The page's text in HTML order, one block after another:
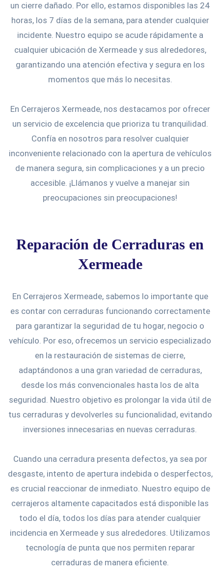
un cierre dañado. Por ello, estamos disponibles las 24
horas, los 7 días de la semana, para atender cualquier
incidente. Nuestro equipo se acude rápidamente a
cualquier ubicación de Xermeade y sus alrededores,
garantizando una atención efectiva y segura en los
momentos que más lo necesitas.
En Cerrajeros Xermeade, nos destacamos por ofrecer
un servicio de excelencia que prioriza tu tranquilidad.
Confía en nosotros para resolver cualquier
inconveniente relacionado con la apertura de vehículos
de manera segura, sin complicaciones y a un precio
accesible. ¡Llámanos y vuelve a manejar sin
preocupaciones sin preocupaciones!
Reparación de Cerraduras en
Xermeade
En Cerrajeros Xermeade, sabemos lo importante que
es contar con cerraduras funcionando correctamente
para garantizar la seguridad de tu hogar, negocio o
vehículo. Por eso, ofrecemos un servicio especializado
en la restauración de sistemas de cierre,
adaptándonos a una gran variedad de cerraduras,
desde los más convencionales hasta los de alta
seguridad. Nuestro objetivo es prolongar la vida útil de
tus cerraduras y devolverles su funcionalidad, evitando
inversiones innecesarias en nuevas cerraduras.
Cuando una cerradura presenta defectos, ya sea por
desgaste, intento de apertura indebida o desperfectos,
es crucial reaccionar de inmediato. Nuestro equipo de
cerrajeros altamente capacitados está disponible las
todo el día, todos los días para atender cualquier
incidencia en Xermeade y sus alrededores. Utilizamos
tecnología de punta que nos permiten reparar
cerraduras de manera eficiente.